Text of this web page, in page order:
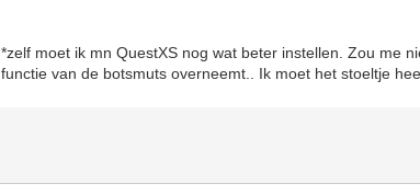
*zelf moet ik mn QuestXS nog wat beter instellen. Zou me
functie van de botsmuts overneemt.. Ik moet het stoeltje